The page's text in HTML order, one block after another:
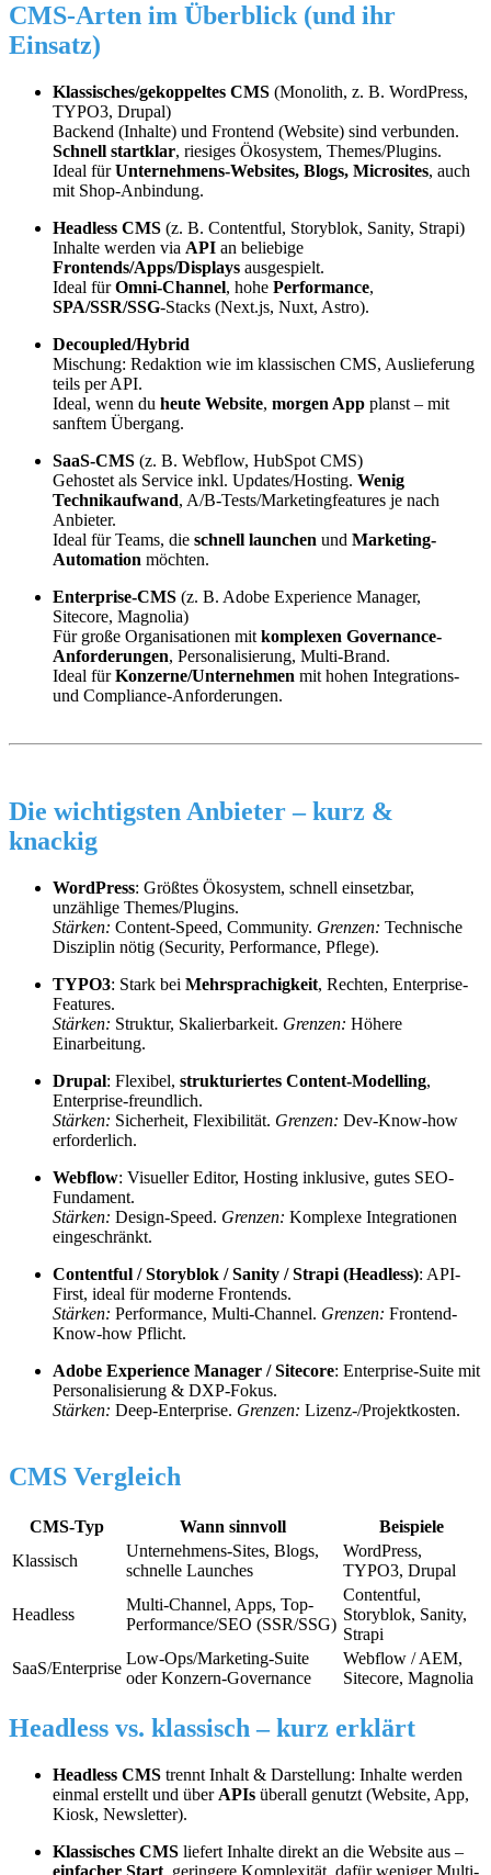
CMS-Arten im Überblick (und ihr
Einsatz)
Klassisches/gekoppeltes CMS (Monolith, z. B. WordPress,
TYPO3, Drupal)
Backend (Inhalte) und Frontend (Website) sind verbunden.
Schnell startklar, riesiges Ökosystem, Themes/Plugins.
Ideal fürUnternehmens-Websites, Blogs, Microsites, auch
mit Shop-Anbindung.
Headless CMS (z. B. Contentful, Storyblok, Sanity, Strapi)
Inhalte werden via API an beliebige
Frontends/Apps/Displays ausgespielt.
Ideal fürOmni-Channel, hohe Performance,
SPA/SSR/SSG-Stacks (Next.js, Nuxt, Astro).
Decoupled/Hybrid
Mischung: Redaktion wie im klassischen CMS, Auslieferung
teils per API.
Ideal, wenn du heute Website, morgen App planst – mit
sanftem Übergang.
SaaS-CMS (z. B. Webflow, HubSpot CMS)
Gehostet als Service inkl. Updates/Hosting. Wenig
Technikaufwand, A/B-Tests/Marketingfeatures je nach
Anbieter.
Ideal für Teams, die schnell launchen und Marketing-
Automation möchten.
Enterprise-CMS (z. B. Adobe Experience Manager,
Sitecore, Magnolia)
Für große Organisationen mit komplexen Governance-
Anforderungen, Personalisierung, Multi-Brand.
Ideal fürKonzerne/Unternehmen mit hohen Integrations-
und Compliance-Anforderungen.
Die wichtigsten Anbieter – kurz &
knackig
WordPress: Größtes Ökosystem, schnell einsetzbar,
unzählige Themes/Plugins.
Stärken: Content-Speed, Community. Grenzen: Technische
Disziplin nötig (Security, Performance, Pflege).
TYPO3: Stark bei Mehrsprachigkeit, Rechten, Enterprise-
Features.
Stärken: Struktur, Skalierbarkeit. Grenzen: Höhere
Einarbeitung.
Drupal: Flexibel, strukturiertes Content-Modelling,
Enterprise-freundlich.
Stärken: Sicherheit, Flexibilität. Grenzen: Dev-Know-how
erforderlich.
Webflow: Visueller Editor, Hosting inklusive, gutes SEO-
Fundament.
Stärken: Design-Speed. Grenzen: Komplexe Integrationen
eingeschränkt.
Contentful / Storyblok / Sanity / Strapi (Headless): API-
First, ideal für moderne Frontends.
Stärken: Performance, Multi-Channel. Grenzen: Frontend-
Know-how Pflicht.
Adobe Experience Manager / Sitecore: Enterprise-Suite mit
Personalisierung & DXP-Fokus.
Stärken: Deep-Enterprise. Grenzen: Lizenz-/Projektkosten.
CMS Vergleich
CMS-Typ Wann sinnvoll
Beispiele
Klassisch
Unternehmens-Sites, Blogs,
schnelle Launches
WordPress,
TYPO3, Drupal
Headless
Multi-Channel, Apps, Top-
Performance/SEO (SSR/SSG)
Contentful,
Storyblok, Sanity,
Strapi
SaaS/Enterprise
Low-Ops/Marketing-Suite
oder Konzern-Governance
Webflow / AEM,
Sitecore, Magnolia
Headless vs. klassisch – kurz erklärt
Headless CMS trennt Inhalt & Darstellung: Inhalte werden
einmal erstellt und über APIs überall genutzt (Website, App,
Kiosk, Newsletter).
Klassisches CMS liefert Inhalte direkt an die Website aus –
einfacher Start , geringere Komplexität, dafür weniger Multi-